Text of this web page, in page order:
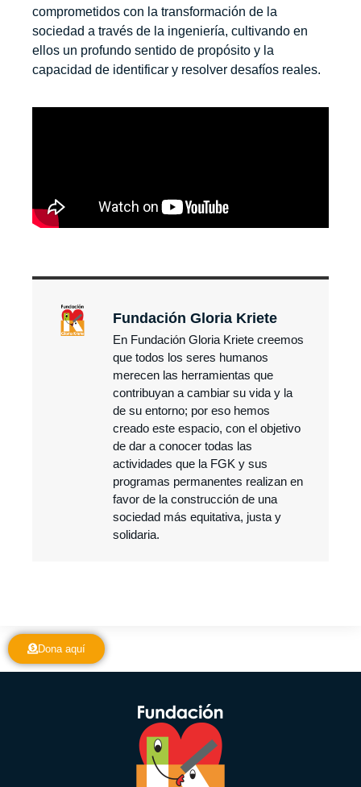
comprometidos con la transformación de la
sociedad a través de la ingeniería, cultivando en
ellos un profundo sentido de propósito y la
capacidad de identificar y resolver desafíos reales.
Fundación Gloria Kriete
En Fundación Gloria Kriete creemos
que todos los seres humanos
merecen las herramientas que
contribuyan a cambiar su vida y la
de su entorno; por eso hemos
creado este espacio, con el objetivo
de dar a conocer todas las
actividades que la FGK y sus
programas permanentes realizan en
favor de la construcción de una
sociedad más equitativa, justa y
solidaria.
Dona aquí